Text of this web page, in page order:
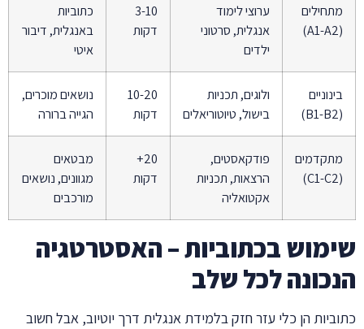
מתחילים
(A1-A2)
ערוצי לימוד
אנגלית, סרטוני
ילדים
3-10
דקות
כתוביות
באנגלית, דיבור
איטי
בינוניים
(B1-B2)
ולוגים, תכניות
בישול, טיוטוריאלים
10-20
דקות
נושאים מוכרים,
הגייה ברורה
מתקדמים
(C1-C2)
פודקאסטים,
הרצאות, תכניות
אקטואליה
20+
דקות
מבטאים
מגוונים, נושאים
מורכבים
שימוש בכתוביות – האסטרטגיה
הנכונה לכל שלב
כתוביות הן כלי עזר חזק בלמידת אנגלית דרך יוטיוב, אבל חשוב